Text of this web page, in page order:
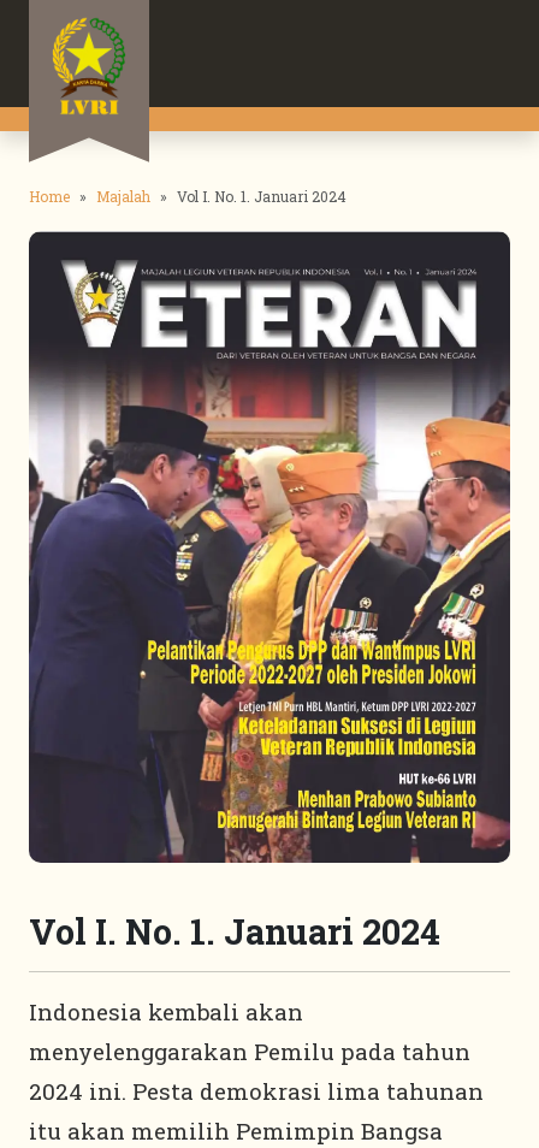
Home Majalah Vol I. No. 1. Januari 2024
Vol I. No. 1. Januari 2024
Indonesia kembali akan
menyelenggarakan Pemilu pada tahun
2024 ini. Pesta demokrasi lima tahunan
itu akan memilih Pemimpin Bangsa